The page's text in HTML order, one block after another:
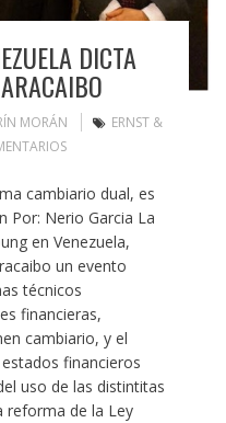
DICTA
MORÁN
ERNST &
cambiario dual, es
Por: Nerio Garcia La
en Venezuela,
un evento
técnicos
financieras,
cambiario, y el
financieros
uso de las distintitas
reforma de la Ley